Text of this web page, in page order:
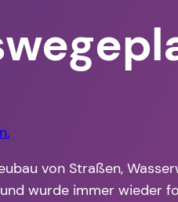
von Straßen,
wurde immer wieder